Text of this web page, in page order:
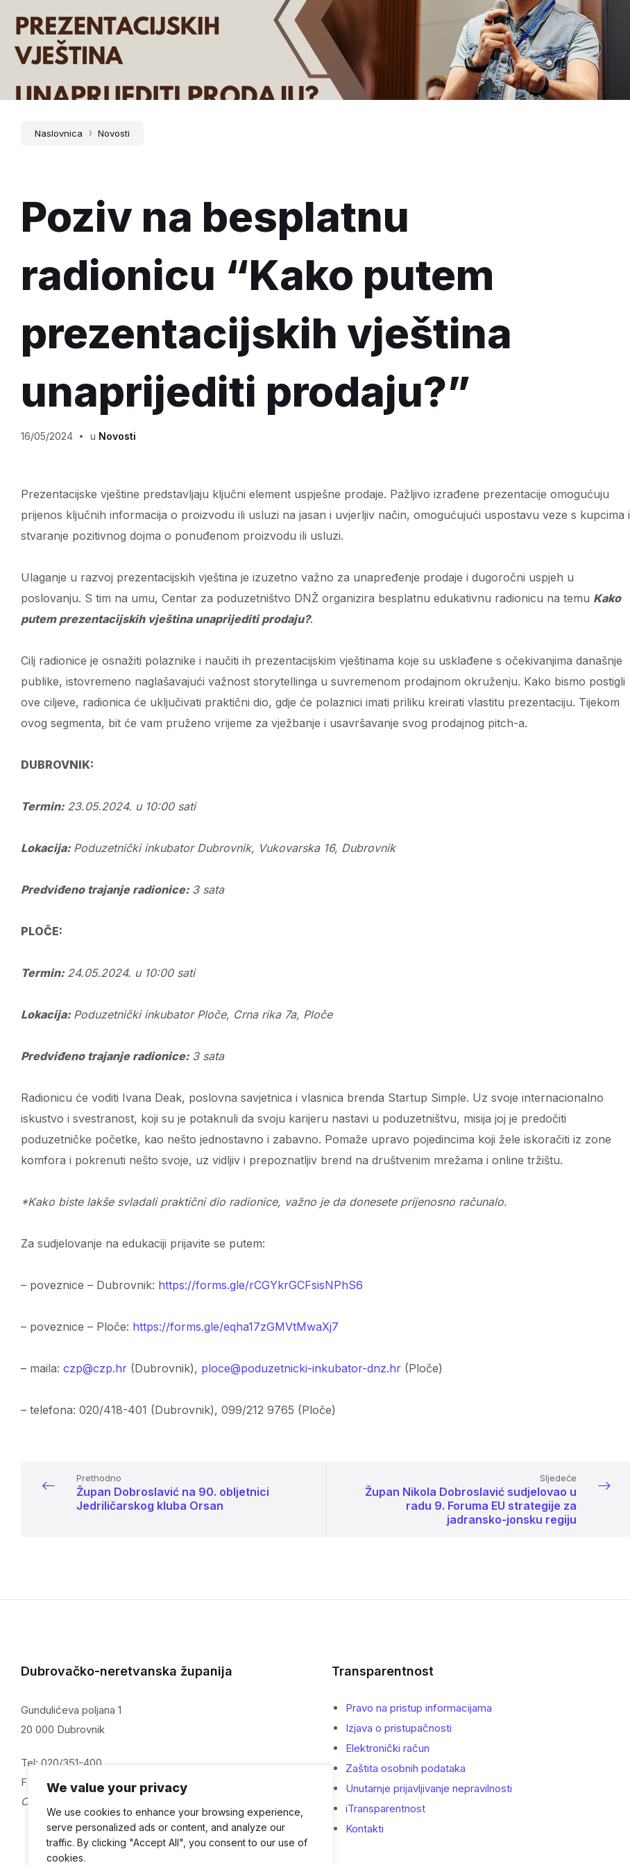
We value your privacy
We use cookies to enhance your browsing experience,
serve personalized ads or content, and analyze our
traffic. By clicking "Accept All", you consent to our use of
cookies.
Naslovnica Novosti
Poziv na besplatnu
radionicu “Kako putem
prezentacijskih vještina
unaprijediti prodaju?”
16/05/2024 u Novosti
Prezentacijske vještine predstavljaju ključni element uspješne prodaje. Pažljivo izrađene prezentacije omogućuju
prijenos ključnih informacija o proizvodu ili usluzi na jasan i uvjerljiv način, omogućujući uspostavu veze s kupcima i
stvaranje pozitivnog dojma o ponuđenom proizvodu ili usluzi.
Ulaganje u razvoj prezentacijskih vještina je izuzetno važno za unapređenje prodaje i dugoročni uspjeh u
poslovanju. S tim na umu, Centar za poduzetništvo DNŽ organizira besplatnu edukativnu radionicu na temu Kako
putem prezentacijskih vještina unaprijediti prodaju?.
Cilj radionice je osnažiti polaznike i naučiti ih prezentacijskim vještinama koje su usklađene s očekivanjima današnje
publike, istovremeno naglašavajući važnost storytellinga u suvremenom prodajnom okruženju. Kako bismo postigli
ove ciljeve, radionica će uključivati praktični dio, gdje će polaznici imati priliku kreirati vlastitu prezentaciju. Tijekom
ovog segmenta, bit će vam pruženo vrijeme za vježbanje i usavršavanje svog prodajnog pitch-a.
DUBROVNIK:
Termin: 23.05.2024. u 10:00 sati
Lokacija: Poduzetnički inkubator Dubrovnik, Vukovarska 16, Dubrovnik
Predviđeno trajanje radionice: 3 sata
PLOČE:
Termin: 24.05.2024. u 10:00 sati
Lokacija: Poduzetnički inkubator Ploče, Crna rika 7a, Ploče
Predviđeno trajanje radionice: 3 sata
Radionicu će voditi Ivana Deak, poslovna savjetnica i vlasnica brenda Startup Simple. Uz svoje internacionalno
iskustvo i svestranost, koji su je potaknuli da svoju karijeru nastavi u poduzetništvu, misija joj je predočiti
poduzetničke početke, kao nešto jednostavno i zabavno. Pomaže upravo pojedincima koji žele iskoračiti iz zone
komfora i pokrenuti nešto svoje, uz vidljiv i prepoznatljiv brend na društvenim mrežama i online tržištu.
*Kako biste lakše svladali praktični dio radionice, važno je da donesete prijenosno računalo.
Za sudjelovanje na edukaciji prijavite se putem:
– poveznice – Dubrovnik: https://forms.gle/rCGYkrGCFsisNPhS6
– poveznice – Ploče: https://forms.gle/eqha17zGMVtMwaXj7
– maila: czp@czp.hr (Dubrovnik), ploce@poduzetnicki-inkubator-dnz.hr (Ploče)
– telefona: 020/418-401 (Dubrovnik), 099/212 9765 (Ploče)
Prethodno
Župan Dobroslavić na 90. obljetnici
Jedriličarskog kluba Orsan
Sljedeće
Župan Nikola Dobroslavić sudjelovao u
radu 9. Foruma EU strategije za
jadransko-jonsku regiju
Dubrovačko-neretvanska županija
Gundulićeva poljana 1
20 000 Dubrovnik
Tel: 020/351-400
Fax: 020/321-059
OIB: 32082115313
Transparentnost
Pravo na pristup informacijama
Izjava o pristupačnosti
Elektronički račun
Zaštita osobnih podataka
Unutarnje prijavljivanje nepravilnosti
iTransparentnost
Kontakti